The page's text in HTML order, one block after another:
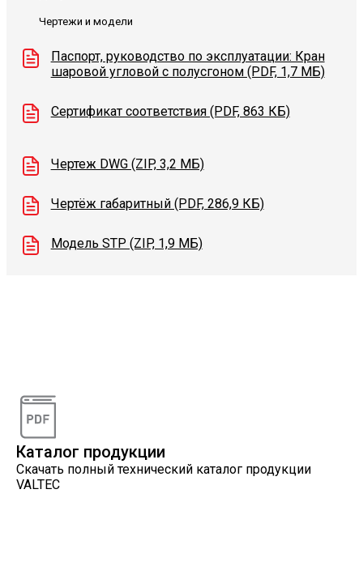
Чертежи и модели
Паспорт, руководство по эксплуатации: Кран
шаровой угловой с полусгоном (PDF, 1,7 МБ)
Сертификат соответствия (PDF, 863 КБ)
Чертеж DWG (ZIP, 3,2 МБ)
Чертёж габаритный (PDF, 286,9 КБ)
Модель STP (ZIP, 1,9 МБ)
Каталог продукции
Скачать полный технический каталог продукции
VALTEC